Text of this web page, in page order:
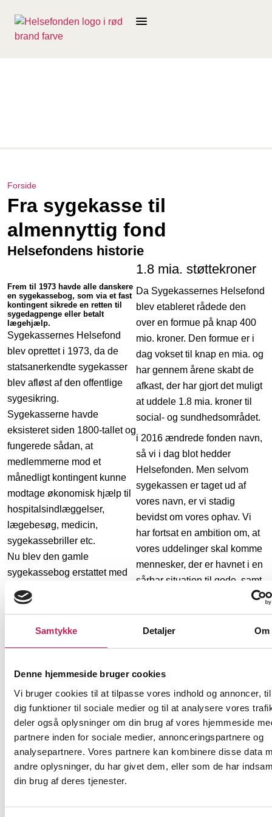
Samtykke Detaljer Om
Denne hjemmeside bruger cookies
Vi bruger cookies til at tilpasse vores indhold og annoncer,
dig funktioner til sociale medier og til at analysere vores
deler også oplysninger om din brug af vores hjemmeside
partnere inden for sociale medier, annonceringspartnere og
analysepartnere. Vores partnere kan kombinere disse data
andre oplysninger, du har givet dem, eller som de har
din brug af deres tjenester.
Forside
Fra sygekasse til
almennyttig fond
Helsefondens historie
Frem til 1973 havde alle danskere
en sygekassebog, som via et fast
kontingent sikrede en retten til
sygedagpenge eller betalt
lægehjælp.
Sygekassernes Helsefond
blev oprettet i 1973, da de
statsanerkendte sygekasser
blev afløst af den offentlige
sygesikring.
Sygekasserne havde
eksisteret siden 1800-tallet og
fungerede sådan, at
medlemmerne mod et
månedligt kontingent kunne
modtage økonomisk hjælp til
hospitalsindlæggelser,
lægebesøg, medicin,
sygekassebriller etc.
Nu blev den gamle
sygekassebog erstattet med
et system, der var finansieret
over skatten og som dækkede
1.8 mia. støttekroner
Da Sygekassernes Helsefond
blev etableret rådede den
over en formue på knap 400
mio. kroner. Den formue er i
dag vokset til knap en mia. og
har gennem årene skabt de
afkast, der har gjort det muligt
at uddele 1.8 mia. kroner til
social- og sundhedsområdet.
i 2016 ændrede fonden navn,
så vi i dag blot hedder
Helsefonden. Men selvom
sygekassen er taget ud af
vores navn, er vi stadig
bevidst om vores ophav. Vi
har fortsat en ambition om, at
vores uddelinger skal komme
mennesker, der er havnet i en
sårbar situation til gode, samt
at vores uddelinger rammer
geografisk bredt.
Et af de store spørgsmål, der
blev nedlagt, var hvad man skulle
stille op med de knap 400 mio kr,
som sygekasserne rådede over.
Svaret blev at oprette en fond,
således pengene kunne
andvendes til medlemmernes
bedste.
50 års udvikling
I 2023 havde Helsefonden 50
Læs fondens